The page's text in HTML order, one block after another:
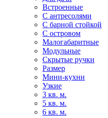
Встроенные
С антресолями
С барной стойкой
С островом
Малогабаритные
Модульные
Скрытые ручки
Размер
Мини-кухни
Узкие
3 кв. м.
5 кв. м.
6 кв. м.